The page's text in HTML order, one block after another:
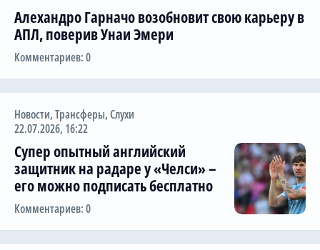
Алехандро Гарначо возобновит свою карьеру в
АПЛ, поверив Унаи Эмери
Комментариев: 0
Новости,Трансферы,Слухи
22.07.2026, 16:22
Супер опытный английский
защитник на радаре у «Челси» –
его можно подписать бесплатно
Комментариев: 0